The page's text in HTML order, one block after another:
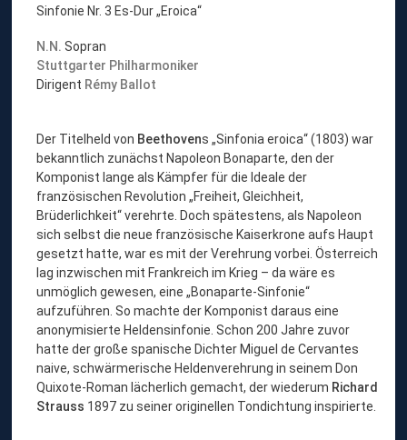
Sinfonie Nr. 3 Es-Dur „Eroica“
N.N. Sopran
Stuttgarter Philharmoniker
Dirigent Rémy Ballot
Der Titelheld von Beethovens „Sinfonia eroica“ (1803) war
bekanntlich zunächst Napoleon Bonaparte, den der
Komponist lange als Kämpfer für die Ideale der
französischen Revolution „Freiheit, Gleichheit,
Brüderlichkeit“ verehrte. Doch spätestens, als Napoleon
sich selbst die neue französische Kaiserkrone aufs Haupt
gesetzt hatte, war es mit der Verehrung vorbei. Österreich
lag inzwischen mit Frankreich im Krieg – da wäre es
unmöglich gewesen, eine „Bonaparte-Sinfonie“
aufzuführen. So machte der Komponist daraus eine
anonymisierte Heldensinfonie. Schon 200 Jahre zuvor
hatte der große spanische Dichter Miguel de Cervantes
naive, schwärmerische Heldenverehrung in seinem Don
Quixote-Roman lächerlich gemacht, der wiederum Richard
Strauss 1897 zu seiner originellen Tondichtung inspirierte.